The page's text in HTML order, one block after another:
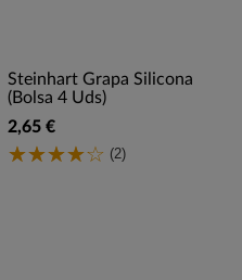
Steinhart Grapa Silicona
(Bolsa 4 Uds)
2,65 €
(2)